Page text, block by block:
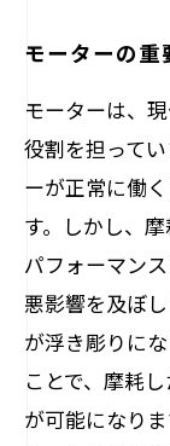
成功事例
未来を見
ために
モーターの重
モーターは、
役割を担って
ーが正常に働
す。しかし、
パフォーマン
悪影響を及ぼ
が浮き彫りに
ことで、摩耗
が可能になり